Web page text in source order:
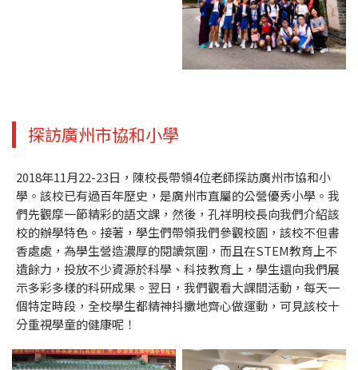
探訪廣州市協和小學
2018年11月22-23日，陳校長帶領4位老師探訪廣州市協和小
學。該校已有過百年歷史，是廣州市直屬的公營優秀小學。我
們先觀摩一節精彩的語文課，然後，孔祥明校長向我們介紹該
校的辦學特色。接著，學生們帶領我們參觀校園，該校不但書
香處處，為學生營造濃厚的閱讀氛圍，而且在STEM教育上不
遺餘力，投放不少資源於科學、科技教育上，學生還向我們展
示多彩多樣的科研成果。翌日，我們觀看大課間活動，每天一
個特定時段，全校學生都精神抖擻地齊心做運動，可見該校十
分重視學童的健康呢！